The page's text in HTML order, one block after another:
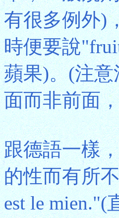
有很多例外)
時便要說
蘋果)。(注
面而非前面
跟德語一樣
的性而有所
est le mien."(